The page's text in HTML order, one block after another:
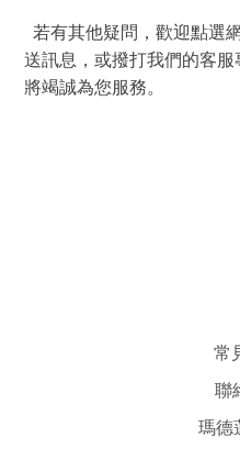
若有其他疑問，歡迎點選
送訊息，或撥打我們的客服
將竭誠為您服務。
常
聯
瑪德